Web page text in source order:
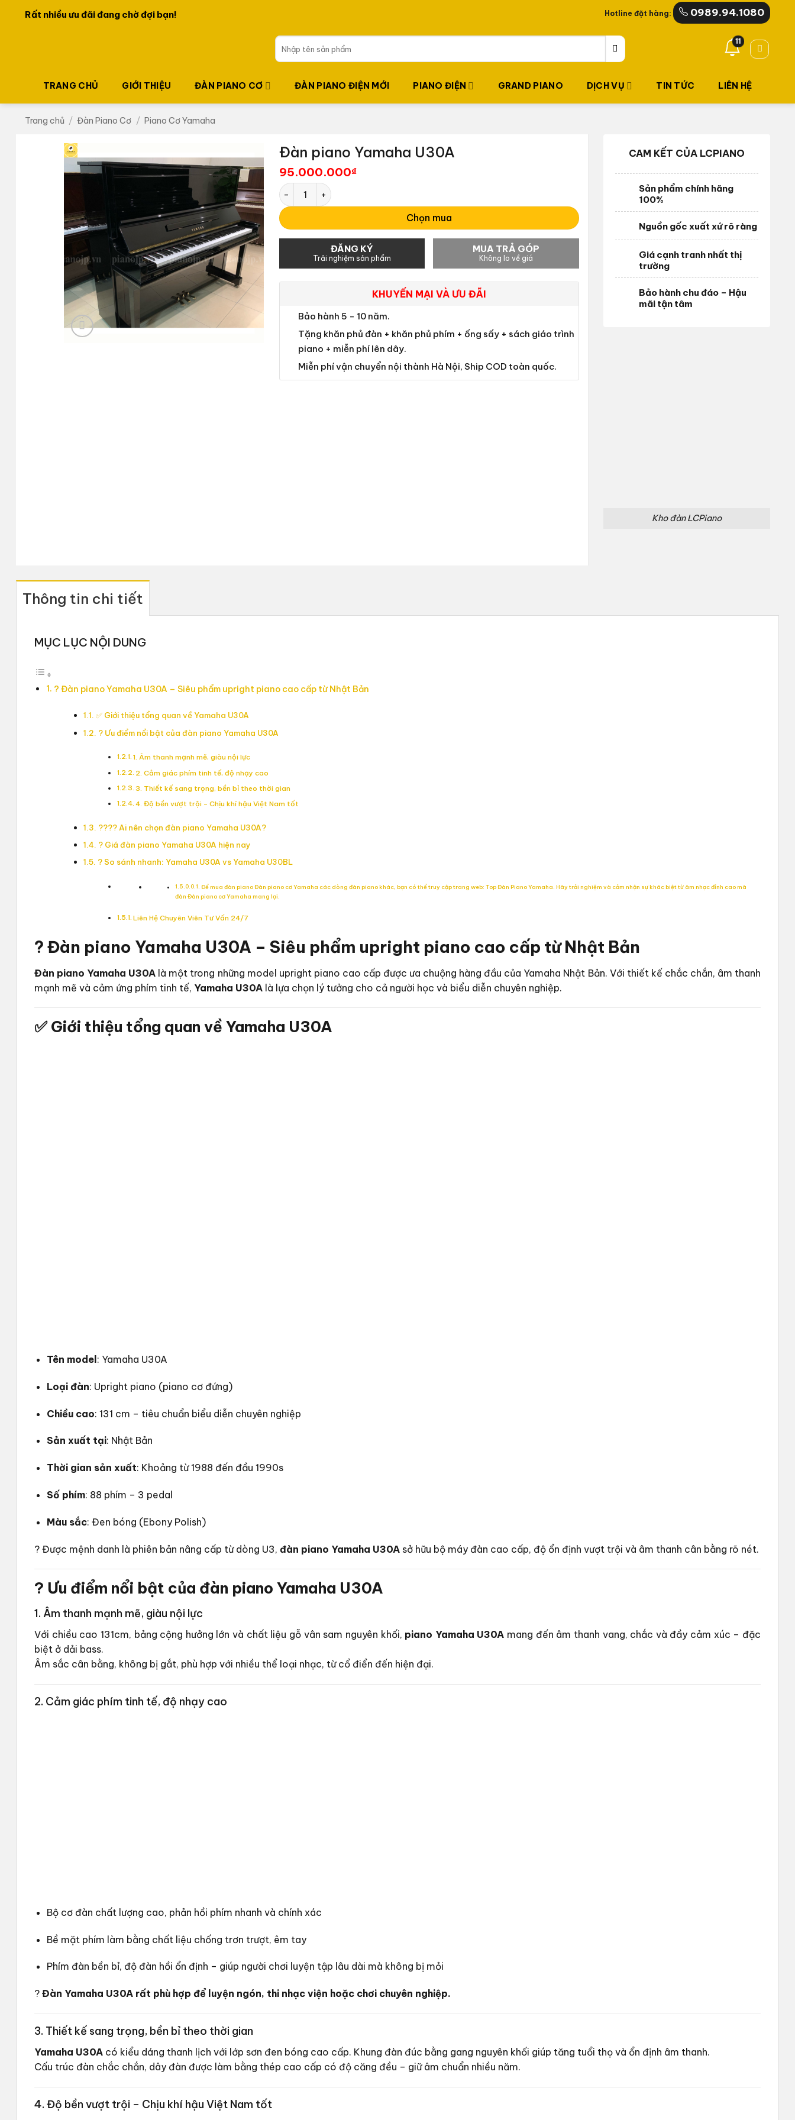
Rất nhiều ưu đãi đang chờ đợi bạn!
Ưu đãi lớn dành cho khách hàng đăng ký lần đầu! Hotline đặt hàng: 0989.94.1080
Tìm
kiếm:
11
TRANG CHỦ GIỚI THIỆU ĐÀN PIANO CƠ ĐÀN PIANO ĐIỆN MỚI PIANO ĐIỆN GRAND PIANO DỊCH VỤ TIN TỨC LIÊN HỆ
Trang chủ / Đàn Piano Cơ / Piano Cơ Yamaha
Đàn piano Yamaha U30A
95.000.000₫
Đàn piano Yamaha U30A số lượng
Chọn mua
ĐĂNG KÝ
Trải nghiệm sản phẩm
MUA TRẢ GÓP
Không lo về giá
KHUYẾN MẠI VÀ ƯU ĐÃI
Bảo hành 5 - 10 năm.
Tặng khăn phủ đàn + khăn phủ phím + ống sấy + sách giáo trình
piano + miễn phí lên dây.
Miễn phí vận chuyển nội thành Hà Nội, Ship COD toàn quốc.
CAM KẾT CỦA LCPIANO
Sản phẩm chính hãng
100%
Nguồn gốc xuất xứ rõ ràng
Giá cạnh tranh nhất thị
trường
Bảo hành chu đáo – Hậu
mãi tận tâm
Kho đàn LCPiano
Thông tin chi tiết
MỤC LỤC NỘI DUNG
? Đàn piano Yamaha U30A – Siêu phẩm upright piano cao cấp từ Nhật Bản
✅ Giới thiệu tổng quan về Yamaha U30A
? Ưu điểm nổi bật của đàn piano Yamaha U30A
1. Âm thanh mạnh mẽ, giàu nội lực
2. Cảm giác phím tinh tế, độ nhạy cao
3. Thiết kế sang trọng, bền bỉ theo thời gian
4. Độ bền vượt trội – Chịu khí hậu Việt Nam tốt
?‍?‍?‍? Ai nên chọn đàn piano Yamaha U30A?
? Giá đàn piano Yamaha U30A hiện nay
? So sánh nhanh: Yamaha U30A vs Yamaha U30BL
Để mua đàn piano Đàn piano cơ Yamaha các dòng đàn piano khác, bạn có thể truy cập trang web: Top Đàn Piano Yamaha. Hãy trải nghiệm và cảm nhận sự khác biệt từ âm nhạc đỉnh cao mà
đàn Đàn piano cơ Yamaha mang lại.
Liên Hệ Chuyên Viên Tư Vấn 24/7
? Đàn piano Yamaha U30A – Siêu phẩm upright piano cao cấp từ Nhật Bản
Đàn piano Yamaha U30A là một trong những model upright piano cao cấp được ưa chuộng hàng đầu của Yamaha Nhật Bản. Với thiết kế chắc chắn, âm thanh
mạnh mẽ và cảm ứng phím tinh tế, Yamaha U30A là lựa chọn lý tưởng cho cả người học và biểu diễn chuyên nghiệp.
✅ Giới thiệu tổng quan về Yamaha U30A
Tên model: Yamaha U30A
Loại đàn: Upright piano (piano cơ đứng)
Chiều cao: 131 cm – tiêu chuẩn biểu diễn chuyên nghiệp
Sản xuất tại: Nhật Bản
Thời gian sản xuất: Khoảng từ 1988 đến đầu 1990s
Số phím: 88 phím – 3 pedal
Màu sắc: Đen bóng (Ebony Polish)
? Được mệnh danh là phiên bản nâng cấp từ dòng U3, đàn piano Yamaha U30A sở hữu bộ máy đàn cao cấp, độ ổn định vượt trội và âm thanh cân bằng rõ nét.
? Ưu điểm nổi bật của đàn piano Yamaha U30A
1. Âm thanh mạnh mẽ, giàu nội lực
Với chiều cao 131cm, bảng cộng hưởng lớn và chất liệu gỗ vân sam nguyên khối, piano Yamaha U30A mang đến âm thanh vang, chắc và đầy cảm xúc – đặc
biệt ở dải bass.
Âm sắc cân bằng, không bị gắt, phù hợp với nhiều thể loại nhạc, từ cổ điển đến hiện đại.
2. Cảm giác phím tinh tế, độ nhạy cao
Bộ cơ đàn chất lượng cao, phản hồi phím nhanh và chính xác
Bề mặt phím làm bằng chất liệu chống trơn trượt, êm tay
Phím đàn bền bỉ, độ đàn hồi ổn định – giúp người chơi luyện tập lâu dài mà không bị mỏi
? Đàn Yamaha U30A rất phù hợp để luyện ngón, thi nhạc viện hoặc chơi chuyên nghiệp.
3. Thiết kế sang trọng, bền bỉ theo thời gian
Yamaha U30A có kiểu dáng thanh lịch với lớp sơn đen bóng cao cấp. Khung đàn đúc bằng gang nguyên khối giúp tăng tuổi thọ và ổn định âm thanh.
Cấu trúc đàn chắc chắn, dây đàn được làm bằng thép cao cấp có độ căng đều – giữ âm chuẩn nhiều năm.
4. Độ bền vượt trội – Chịu khí hậu Việt Nam tốt